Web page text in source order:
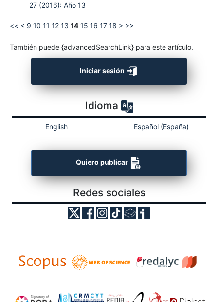
27 (2016): Año 13
<< < 9 10 11 12 13 14 15 16 17 18 > >>
También puede {advancedSearchLink} para este artículo.
Iniciar sesión
Idioma
English Español (España)
Quiero publicar
Redes sociales